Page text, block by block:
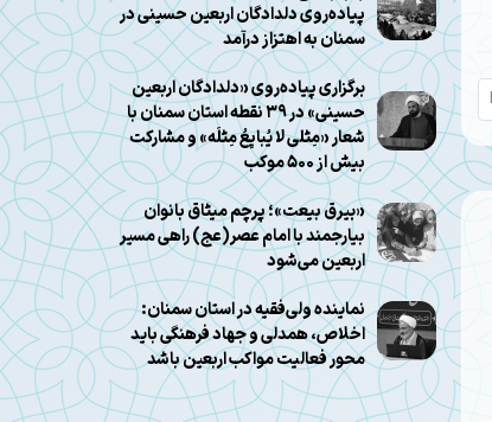
پیاده‌روی دلدادگان اربعین حسینی در
سمنان به اهتزاز درآمد
برگزاری پیاده‌روی «دلدادگان اربعین
حسینی» در ۳۹ نقطه استان سمنان با
شعار «مِثلی لا یُبایِعُ مِثلَه» و مشارکت
بیش از ۵۰۰ موکب
«بیرق بیعت»؛ پرچم میثاق بانوان
بیارجمند با امام عصر(عج) راهی مسیر
اربعین می‌شود
نماینده ولی‌فقیه در استان سمنان:
اخلاص، همدلی و جهاد فرهنگی باید
محور فعالیت مواکب اربعین باشد